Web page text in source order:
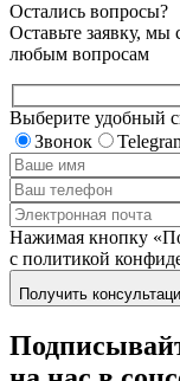
Остались вопросы?
Оставьте заявку,
любым вопросам
Выберите удобный
Звонок
Нажимая кнопку
с политикой
Получить